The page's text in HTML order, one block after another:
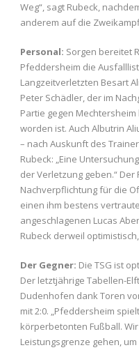
Weg“, sagt Rubeck,
anderem auf die
Personal: Sorgen bereitet
Pfeddersheim die
Langzeitverletzten Besart
Peter Schädler, der im
Partie gegen
worden ist. Auch Albutrin
– nach Auskunft des
Rubeck: „Eine
der Verletzung geben.“ Der
Nachverpflichtung für die
einen ihm bestens
angeschlagenen Lucas
Rubeck derweil
Der Gegner: Die TSG ist
Der letztjährige Tabellen-
Dudenhofen dank Toren
mit 2:0. „Pfeddersheim
körperbetonten Fußball.
Leistungsgrenze gehen,